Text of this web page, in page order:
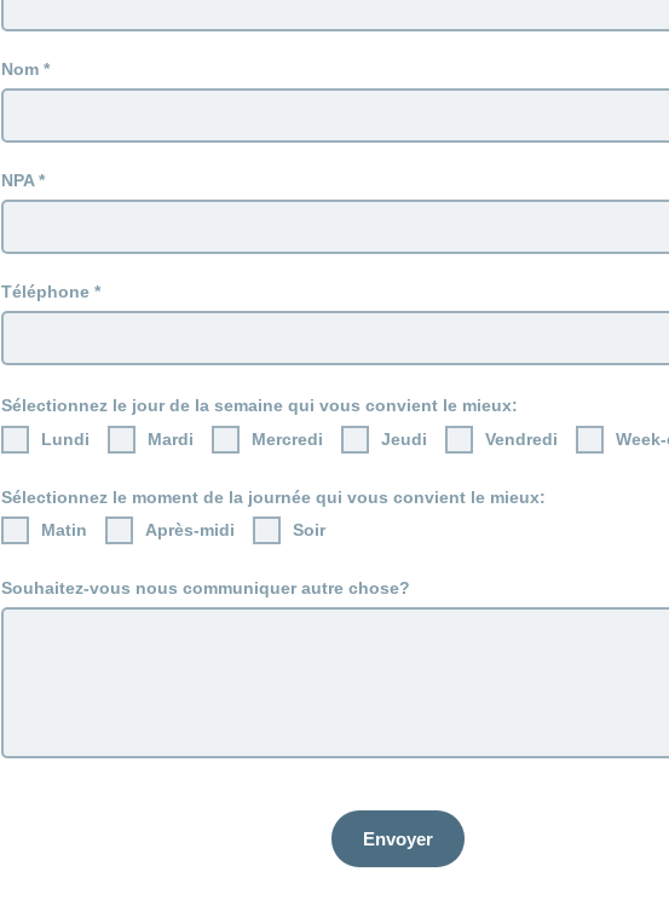
Nom
NPA
Téléphone
Sélectionnez le jour de la semaine qui vous convient le mieux:
Lundi
Mardi Mercredi Jeudi Vendredi
Sélectionnez le moment de la journée qui vous convient le mieux:
Matin
Après-midi Soir
Souhaitez-vous nous communiquer autre chose?
Envoyer